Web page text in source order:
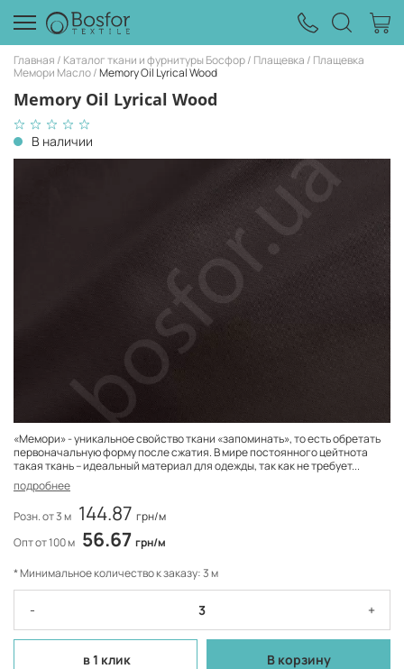
Главная Каталог ткани и фурнитуры Босфор Плащевка
Плащевка
Мемори Масло Memory Oil Lyrical Wood
Memory Oil Lyrical Wood
В наличии
«Мемори» - уникальное свойство ткани «запоминать», то есть обретать
первоначальную форму после сжатия. В мире постоянного цейтнота
такая ткань – идеальный материал для одежды, так как не требует...
подробнее
Розн. от 3 м 144.87 грн/м
Опт от 100 м 56.67 грн/м
* Минимальное количество к заказу: 3 м
- +
в 1 клик В корзину